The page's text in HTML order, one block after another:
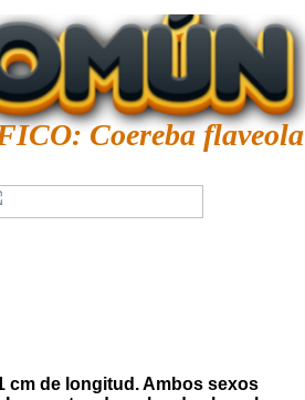
cm de longitud. Ambos sexos
Coereba flaveola